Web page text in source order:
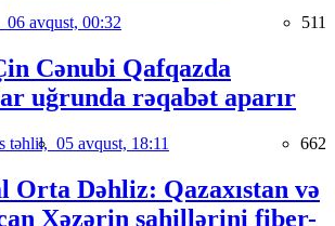
06 avqust, 00:32 511
Cənubi Qafqazda
uğrunda rəqabət aparır
təhlil, 05 avqust, 18:11 662
Orta Dəhliz: Qazaxıstan və
Xəzərin sahillərini fiber-